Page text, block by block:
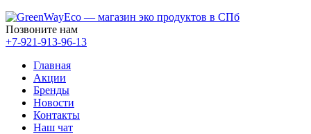
Позвоните нам
+7-921-913-96-13
Главная
Акции
Бренды
Новости
Контакты
Наш чат